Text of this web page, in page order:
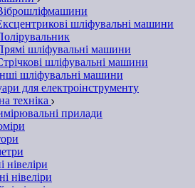
шліфувальні машини
шліфувальні машини
шліфувальні машини
шліфувальні машини
для електроінструменту
техніка
прилади
нівеліри
нівеліри